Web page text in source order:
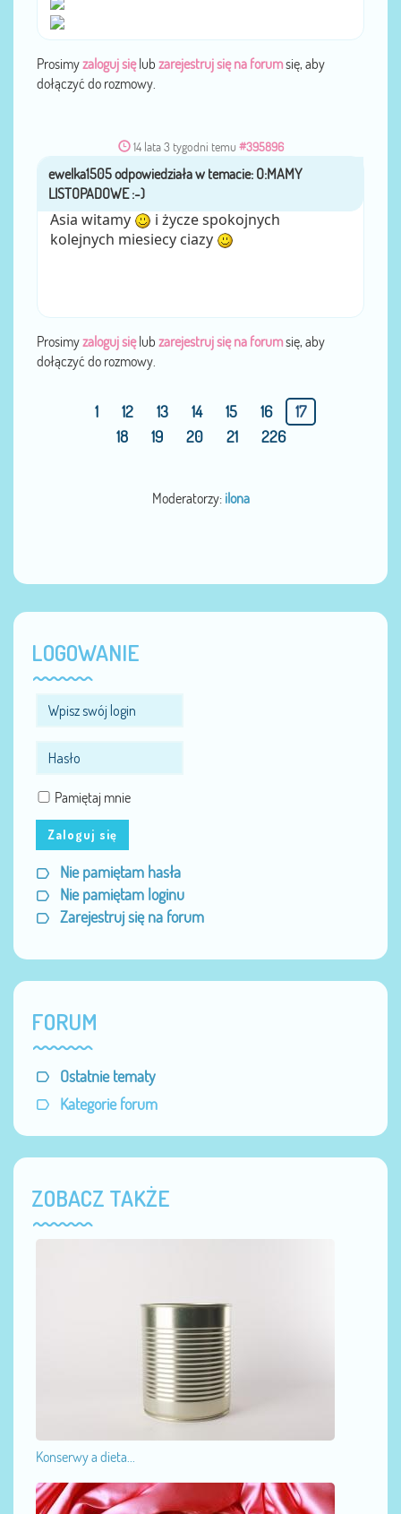
Prosimyzaloguj sięlub zarejestruj się na forumsię, aby
dołączyć do rozmowy.
14 lata 3 tygodni temu #395896
przezewelka1505
Asia witamy
i życze spokojnych
kolejnych miesiecy ciazy
Prosimyzaloguj sięlub zarejestruj się na forumsię, aby
dołączyć do rozmowy.
1 12 13 14 15 16
17
18
19 20 21 226
Moderatorzy: ilona
LOGOWANIE
Pamiętaj mnie
Zaloguj się
Nie pamiętam hasła
Nie pamiętam loginu
Zarejestruj się na forum
FORUM
Ostatnie tematy
Kategorie forum
ZOBACZ TAKŻE
Konserwy a dieta...